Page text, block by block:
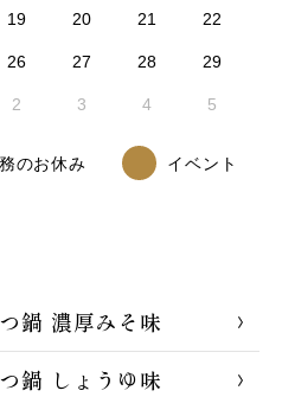
鍋 濃厚みそ味
鍋 しょうゆ味
19 20 21 22
26 27 28 29
2 3 4 5
のお休み イベント